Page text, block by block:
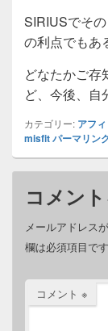
SIRIUSでそ
の利点でもあ
どなたかご存
ど、今後、自
カテゴリー: アフ
misfitパーマリン
コメン
メールアドレス
欄は必須項目です
コメント ※